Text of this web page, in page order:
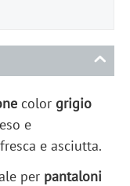
color grigio
e
e asciutta.
per pantaloni